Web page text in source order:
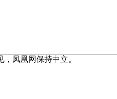
凤凰网保持中立。